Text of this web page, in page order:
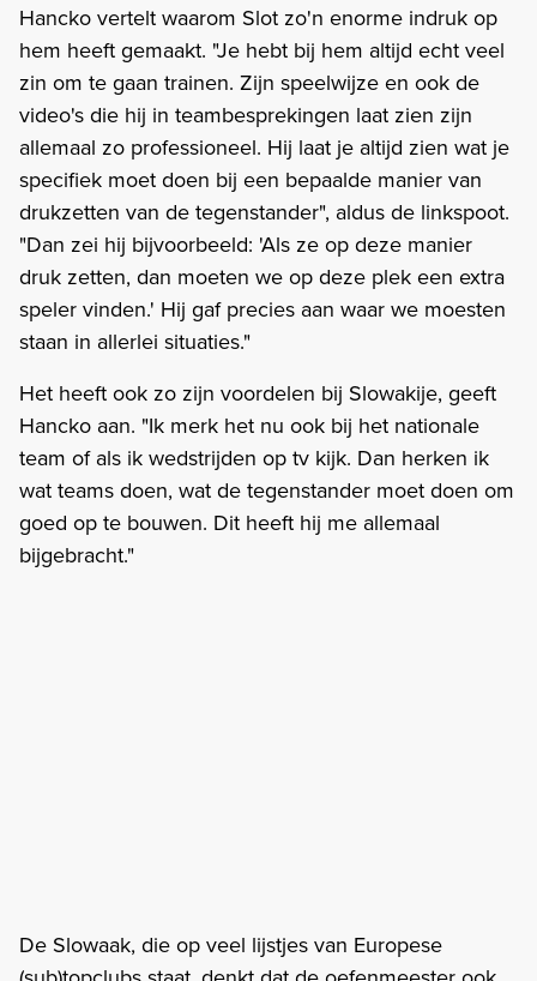
Hancko vertelt waarom Slot zo'n enorme indruk op
hem heeft gemaakt. "Je hebt bij hem altijd echt veel
zin om te gaan trainen. Zijn speelwijze en ook de
video's die hij in teambesprekingen laat zien zijn
allemaal zo professioneel. Hij laat je altijd zien wat je
specifiek moet doen bij een bepaalde manier van
drukzetten van de tegenstander", aldus de linkspoot.
"Dan zei hij bijvoorbeeld: 'Als ze op deze manier
druk zetten, dan moeten we op deze plek een extra
speler vinden.' Hij gaf precies aan waar we moesten
staan in allerlei situaties."
Het heeft ook zo zijn voordelen bij Slowakije, geeft
Hancko aan. "Ik merk het nu ook bij het nationale
team of als ik wedstrijden op tv kijk. Dan herken ik
wat teams doen, wat de tegenstander moet doen om
goed op te bouwen. Dit heeft hij me allemaal
bijgebracht."
De Slowaak, die op veel lijstjes van Europese